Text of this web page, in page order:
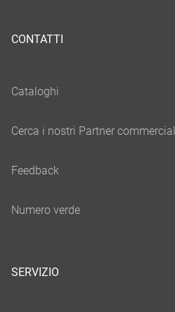
CONTATTI
SERVIZIO